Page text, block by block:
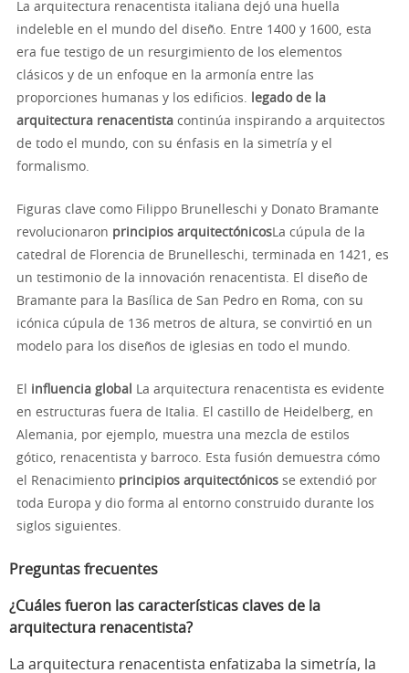
La arquitectura renacentista italiana dejó una huella
indeleble en el mundo del diseño. Entre 1400 y 1600, esta
era fue testigo de un resurgimiento de los elementos
clásicos y de un enfoque en la armonía entre las
proporciones humanas y los edificios.
legado de la
arquitectura renacentista continúa inspirando a arquitectos
de todo el mundo, con su énfasis en la simetría y el
formalismo.
Figuras clave como Filippo Brunelleschi y Donato Bramante
revolucionaron principios arquitectónicosLa cúpula de la
catedral de Florencia de Brunelleschi, terminada en 1421, es
un testimonio de la innovación renacentista. El diseño de
Bramante para la Basílica de San Pedro en Roma, con su
icónica cúpula de 136 metros de altura, se convirtió en un
modelo para los diseños de iglesias en todo el mundo.
El influencia global
La arquitectura renacentista es evidente
en estructuras fuera de Italia. El castillo de Heidelberg, en
Alemania, por ejemplo, muestra una mezcla de estilos
gótico, renacentista y barroco. Esta fusión demuestra cómo
el Renacimiento principios arquitectónicos se extendió por
toda Europa y dio forma al entorno construido durante los
siglos siguientes.
Preguntas frecuentes
¿Cuáles fueron las características claves de la
arquitectura renacentista?
La arquitectura renacentista enfatizaba la simetría, la